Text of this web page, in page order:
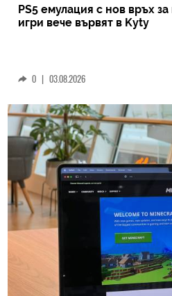
PS5 емулация с нов връх
игри вече вървят в Kyty
0 | 03.08.2026